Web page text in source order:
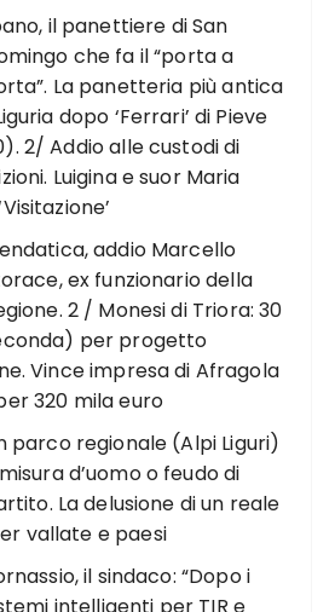
il panettiere di San
che fa il “porta a
La panetteria più antica
dopo ‘Ferrari’ di Pieve
2/ Addio alle custodi di
Luigina e suor Maria
addio Marcello
ex funzionario della
2 / Monesi di Triora: 30
per progetto
Vince impresa di Afragola
320 mila euro
parco regionale (Alpi Liguri)
d’uomo o feudo di
La delusione di un reale
vallate e paesi
il sindaco: “Dopo i